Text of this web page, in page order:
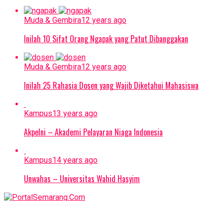
Muda & Gembira12 years ago
Inilah 10 Sifat Orang Ngapak yang Patut Dibanggakan
Muda & Gembira12 years ago
Inilah 25 Rahasia Dosen yang Wajib Diketahui Mahasiswa
Kampus13 years ago
Akpelni – Akademi Pelayaran Niaga Indonesia
Kampus14 years ago
Unwahas – Universitas Wahid Hasyim